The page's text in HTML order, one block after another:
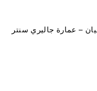
– عمارة جاليري سنتر